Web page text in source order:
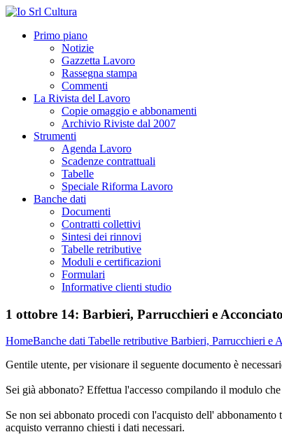
Primo piano
Notizie
Gazzetta Lavoro
Rassegna stampa
Commenti
La Rivista del Lavoro
Copie omaggio e abbonamenti
Archivio Riviste dal 2007
Strumenti
Agenda Lavoro
Scadenze contrattuali
Tabelle
Speciale Riforma Lavoro
Banche dati
Documenti
Contratti collettivi
Sintesi dei rinnovi
Tabelle retributive
Moduli e certificazioni
Formulari
Informative clienti studio
1 ottobre 14: Barbieri, Parrucchieri e
HomeBanche dati Tabelle retributive Barbieri, Parrucchieri e
Gentile utente, per visionare il seguente documento è
Sei già abbonato? Effettua l'accesso compilando il modulo
Se non sei abbonato procedi con l'acquisto dell'
acquisto verranno chiesti i dati necessari.